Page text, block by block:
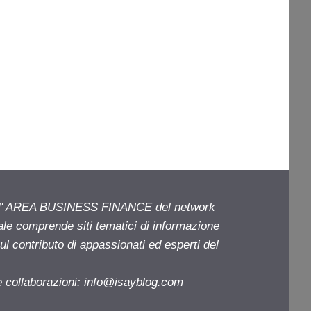
BUSINESS FINANCE del network
comprende siti tematici di informazione
contributo di appassionati ed esperti del
collaborazioni: info@isayblog.com